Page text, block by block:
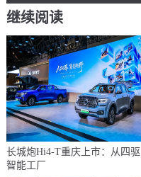
继续阅读
长城炮Hi4-T重庆上市：从四驱
智能工厂